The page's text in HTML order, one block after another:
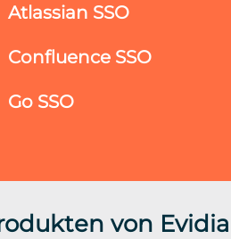
Atlassian SSO
Confluence SSO
Go SSO
von